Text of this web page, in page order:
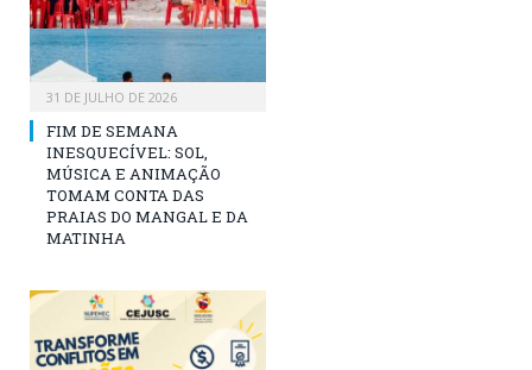
31 DE JULHO DE 2026
FIM DE SEMANA
INESQUECÍVEL: SOL,
MÚSICA E ANIMAÇÃO
TOMAM CONTA DAS
PRAIAS DO MANGAL E DA
MATINHA